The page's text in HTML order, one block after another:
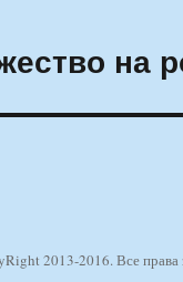
на
2013-2016. Все